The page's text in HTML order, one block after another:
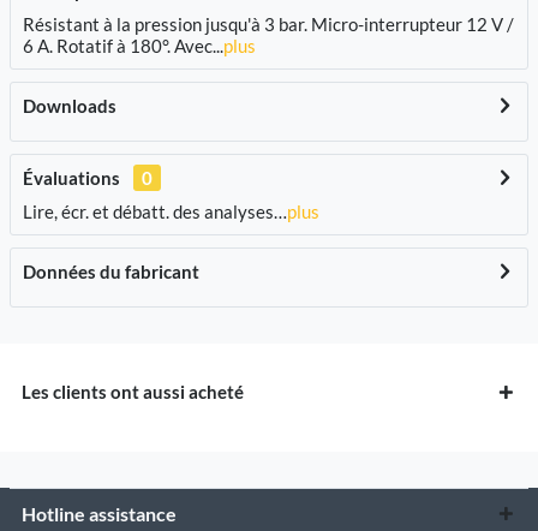
Résistant à la pression jusqu'à 3 bar. Micro-interrupteur 12 V /
6 A. Rotatif à 180°. Avec...plus
Downloads
Évaluations
0
Lire, écr. et débatt. des analyses…plus
Données du fabricant
Les clients ont aussi acheté
Hotline assistance